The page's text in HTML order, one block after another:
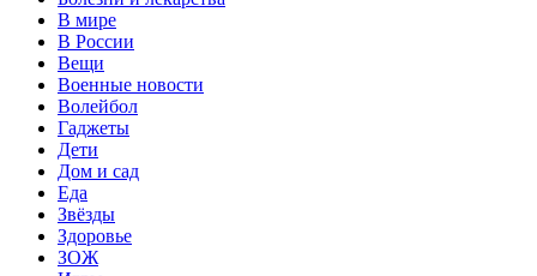
В мире
В России
Вещи
Военные новости
Волейбол
Гаджеты
Дети
Дом и сад
Еда
Звёзды
Здоровье
ЗОЖ